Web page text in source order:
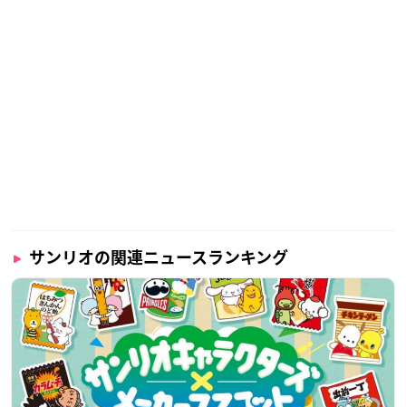
サンリオの関連ニュースランキング